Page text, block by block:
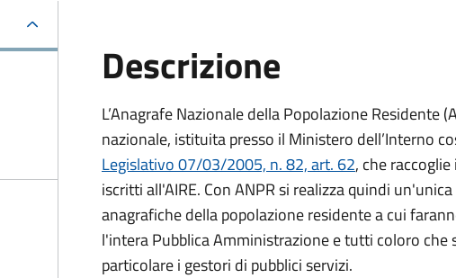
Descrizione
L’Anagrafe Nazionale della Popolazione Residente
nazionale, istituita presso il Ministero dell’Interno
Legislativo 07/03/2005, n. 82, art. 62, che
iscritti all'AIRE. Con ANPR si realizza quindi
anagrafiche della popolazione residente a cui
l'intera Pubblica Amministrazione e tutti coloro che
particolare i gestori di pubblici servizi.